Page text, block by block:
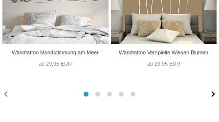
Wandtattoo Mondstimmung am Meer
ab 29,95 EUR
Wandtattoo Verspielte Wiesen Blumen
ab 29,95 EUR